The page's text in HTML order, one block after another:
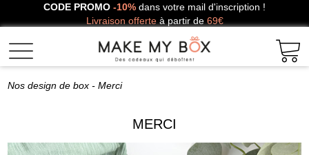
CODE PROMO -10% dans votre mail d'inscription !
Livraison offerteà partir de69€
Nos design de box - Merci
MERCI